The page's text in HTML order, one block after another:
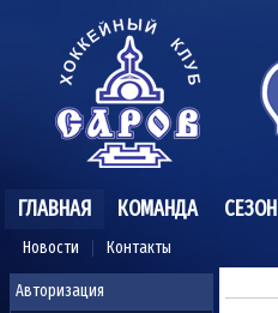
ГЛАВНАЯ
Новости Контакты
КОМАНДА СЕЗОН
Авторизация